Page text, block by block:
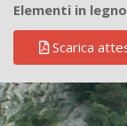
Elementi in
Scarica